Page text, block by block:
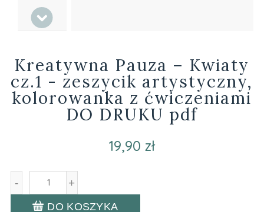
Kreatywna Pauza – Kwiaty
cz.1 - zeszycik artystyczny,
kolorowanka z ćwiczeniami
DO DRUKU pdf
19,90 zł
- +
DO KOSZYKA